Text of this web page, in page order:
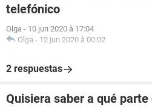
telefónico
Olga - 10 jun 2020 à 17:04
Olga - 12 jun 2020 à 00:02
2 respuestas
Quisiera saber a qué parte